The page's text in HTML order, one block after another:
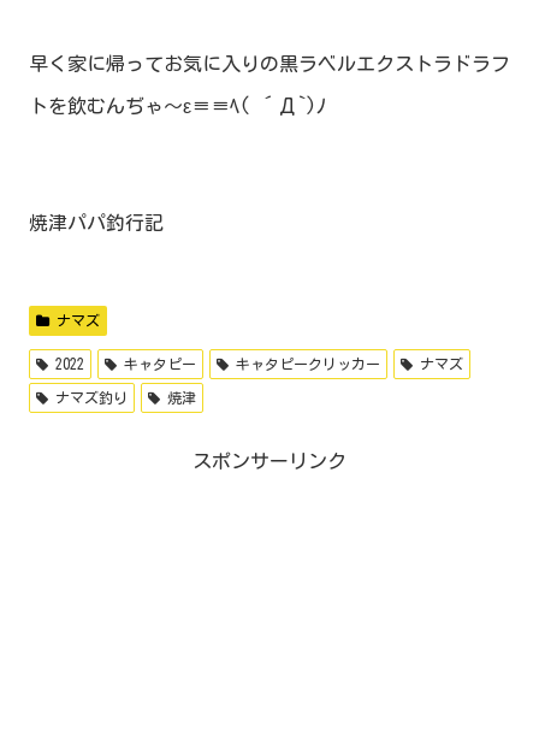
早く家に帰ってお気に入りの黒ラベルエクストラドラフ
トを飲むんぢゃ～ε≡≡ﾍ( ´Д`)ﾉ
焼津パパ釣行記
ナマズ
2022 キャタピー キャタピークリッカー ナマズ
ナマズ釣り 焼津
スポンサーリンク